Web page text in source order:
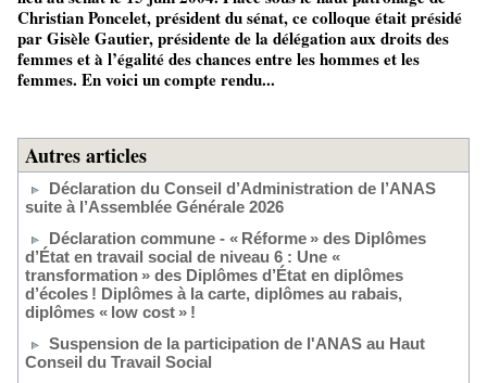
Christian Poncelet, président du sénat, ce colloque était présidé
par Gisèle Gautier, présidente de la délégation aux droits des
femmes et à l’égalité des chances entre les hommes et les
femmes. En voici un compte rendu...
Autres articles
Déclaration du Conseil d’Administration de l’ANAS
suite à l’Assemblée Générale 2026
Déclaration commune - « Réforme » des Diplômes
d’État en travail social de niveau 6 : Une «
transformation » des Diplômes d’État en diplômes
d’écoles ! Diplômes à la carte, diplômes au rabais,
diplômes « low cost » !
Suspension de la participation de l'ANAS au Haut
Conseil du Travail Social